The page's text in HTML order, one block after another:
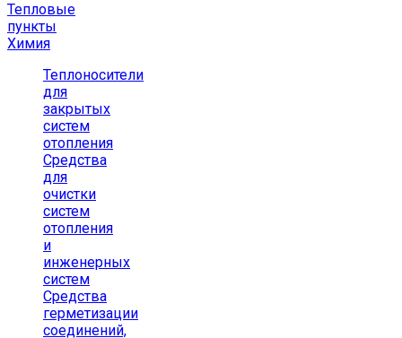
Тепловые
пункты
Химия
Теплоносители
для
закрытых
систем
отопления
Средства
для
очистки
систем
отопления
и
инженерных
систем
Средства
герметизации
соединений,